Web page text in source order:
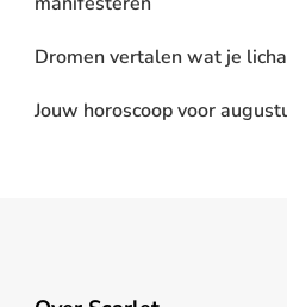
Dromen vertalen wat je
Jouw horoscoop voor